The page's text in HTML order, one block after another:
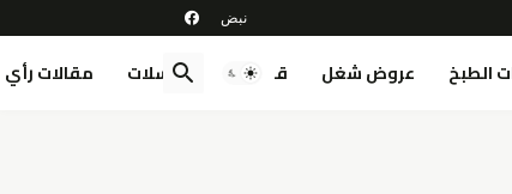
الطبخ عروض شغل قصص مسلسلات مقالات رأي